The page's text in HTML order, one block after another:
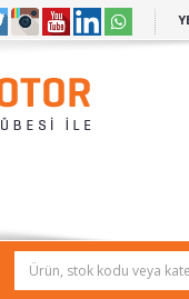
Ürün, stok kodu veya